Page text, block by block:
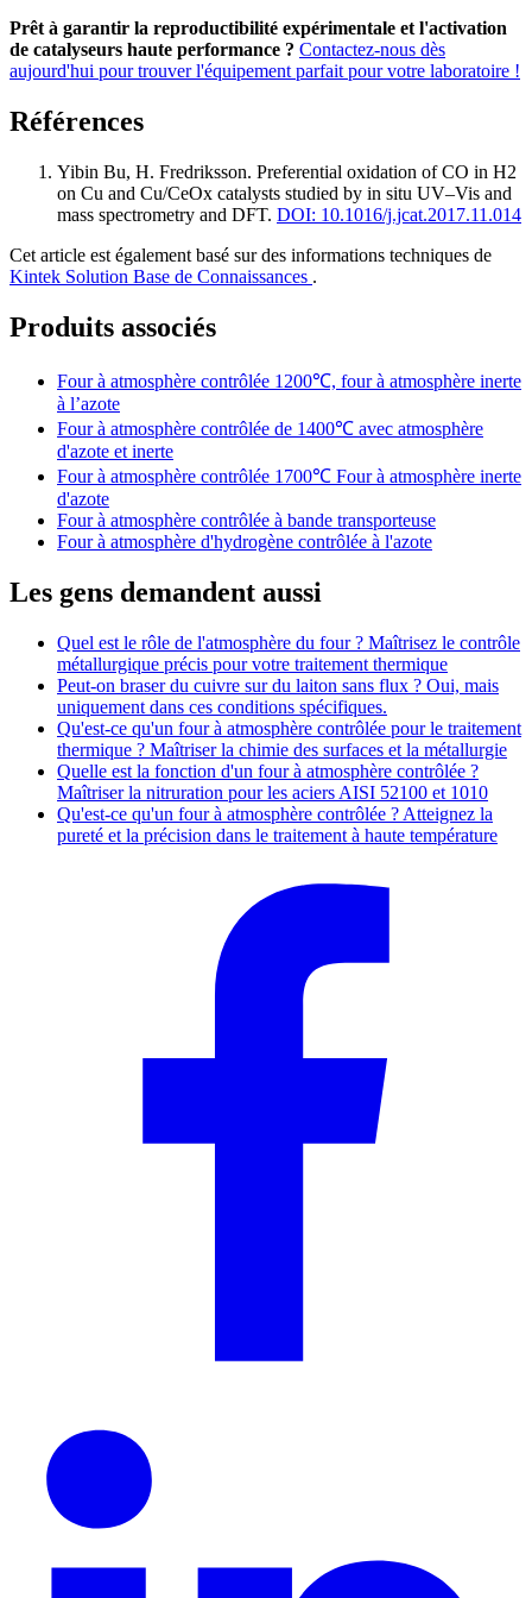
Prêt à garantir la reproductibilité expérimentale et l'activation
de catalyseurs haute performance ? Contactez-nous dès
aujourd'hui pour trouver l'équipement parfait pour votre laboratoire !
Références
Yibin Bu, H. Fredriksson. Preferential oxidation of CO in H2
on Cu and Cu/CeOx catalysts studied by in situ UV–Vis and
mass spectrometry and DFT. DOI: 10.1016/j.jcat.2017.11.014
Cet article est également basé sur des informations techniques de
Kintek Solution Base de Connaissances .
Produits associés
Four à atmosphère contrôlée 1200℃, four à atmosphère inerte
à l’azote
Four à atmosphère contrôlée de 1400℃ avec atmosphère
d'azote et inerte
Four à atmosphère contrôlée 1700℃ Four à atmosphère inerte
d'azote
Four à atmosphère contrôlée à bande transporteuse
Four à atmosphère d'hydrogène contrôlée à l'azote
Les gens demandent aussi
Quel est le rôle de l'atmosphère du four ? Maîtrisez le contrôle
métallurgique précis pour votre traitement thermique
Peut-on braser du cuivre sur du laiton sans flux ? Oui, mais
uniquement dans ces conditions spécifiques.
Qu'est-ce qu'un four à atmosphère contrôlée pour le traitement
thermique ? Maîtriser la chimie des surfaces et la métallurgie
Quelle est la fonction d'un four à atmosphère contrôlée ?
Maîtriser la nitruration pour les aciers AISI 52100 et 1010
Qu'est-ce qu'un four à atmosphère contrôlée ? Atteignez la
pureté et la précision dans le traitement à haute température